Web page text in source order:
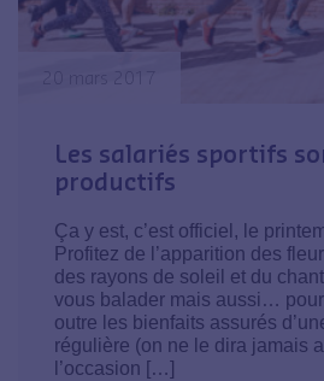
20 mars 2017
Les salariés sportifs
productifs
Ça y est, c’est officiel, le
Profitez de l’apparition des
des rayons de soleil et du
vous balader mais aussi…
outre les bienfaits assurés
régulière (on ne le dira jamais
l’occasion […]